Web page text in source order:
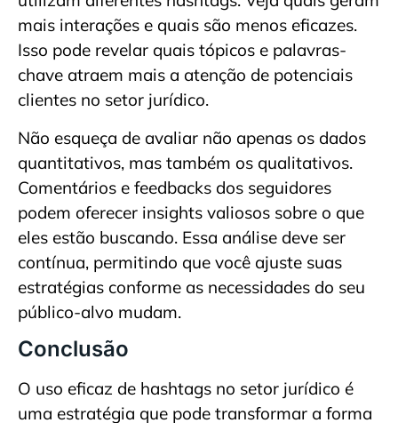
mais interações e quais são menos eficazes.
Isso pode revelar quais tópicos e palavras-
chave atraem mais a atenção de potenciais
clientes no setor jurídico.
Não esqueça de avaliar não apenas os dados
quantitativos, mas também os qualitativos.
Comentários e feedbacks dos seguidores
podem oferecer insights valiosos sobre o que
eles estão buscando. Essa análise deve ser
contínua, permitindo que você ajuste suas
estratégias conforme as necessidades do seu
público-alvo mudam.
Conclusão
O uso eficaz de hashtags no setor jurídico é
uma estratégia que pode transformar a forma